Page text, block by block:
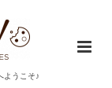
ようこそ♪